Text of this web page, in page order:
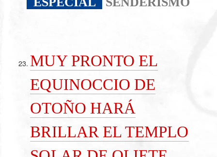
MUY PRONTO EL
EQUINOCCIO DE
OTOÑO HARÁ
BRILLAR EL TEMPLO